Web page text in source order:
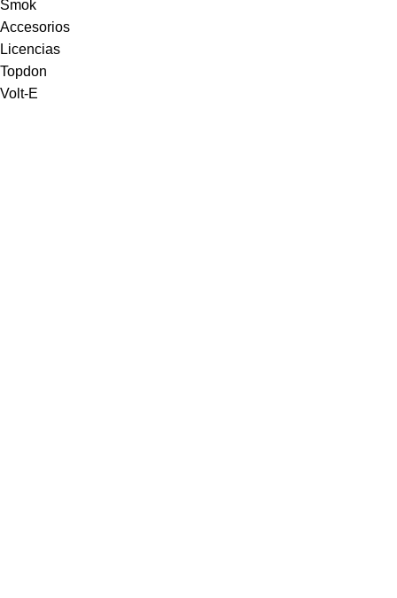
Smok
Accesorios
Licencias
Topdon
Volt-E